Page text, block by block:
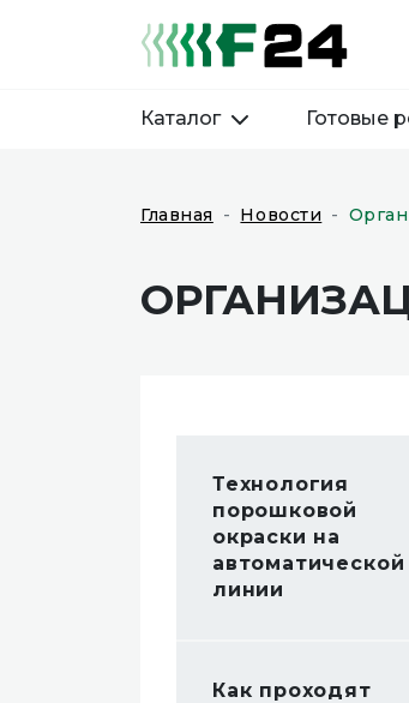
Каталог Готовые
Главная Новости
Технология
порошковой
окраски на
автоматической
линии
Как проходят